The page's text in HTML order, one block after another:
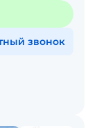
звонок